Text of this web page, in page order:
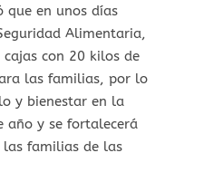
que en unos días
Alimentaria,
con 20 kilos de
las familias, por lo
y bienestar en la
año y se fortalecerá
familias de las